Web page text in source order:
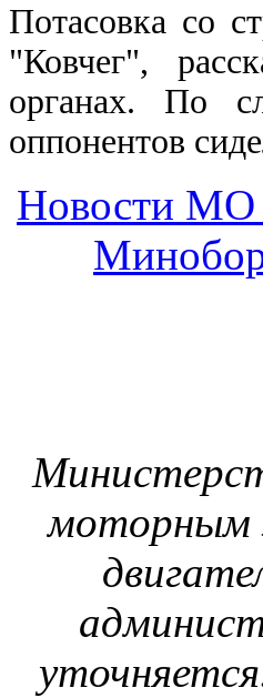
Потасовка со
"Ковчег",
органах. По
оппонентов
Новости
моторным